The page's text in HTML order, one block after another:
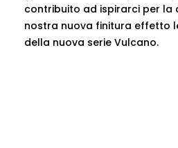
contribuito ad ispirarci per la
nostra nuova finitura effetto
della nuova serie Vulcano.